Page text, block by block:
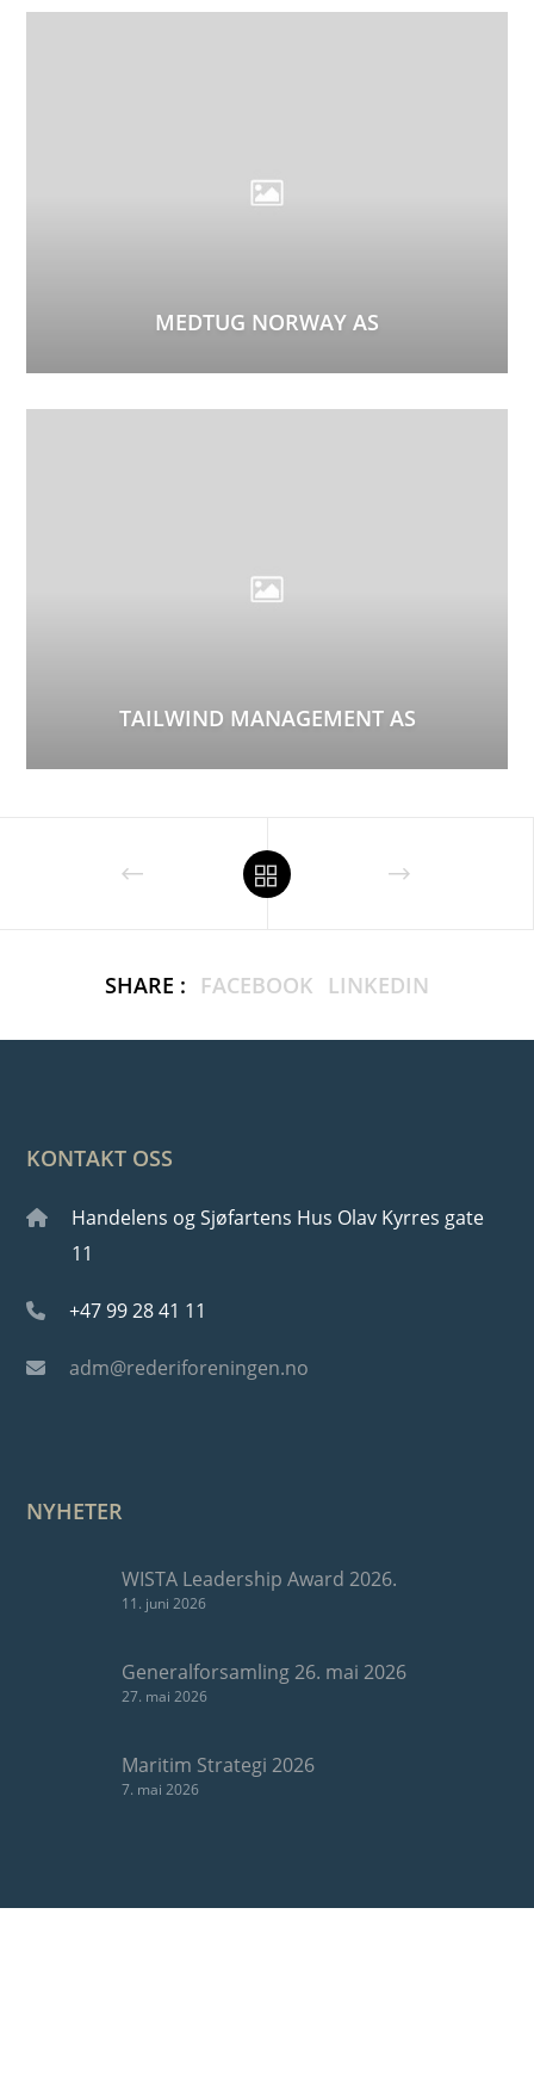
MEDTUG NORWAY AS
TAILWIND MANAGEMENT AS
SHARE : FACEBOOK LINKEDIN
KONTAKT OSS
Handelens og Sjøfartens Hus Olav Kyrres gate
11
+47 99 28 41 11
adm@rederiforeningen.no
NYHETER
WISTA Leadership Award 2026.
11. juni 2026
Generalforsamling 26. mai 2026
27. mai 2026
Maritim Strategi 2026
7. mai 2026